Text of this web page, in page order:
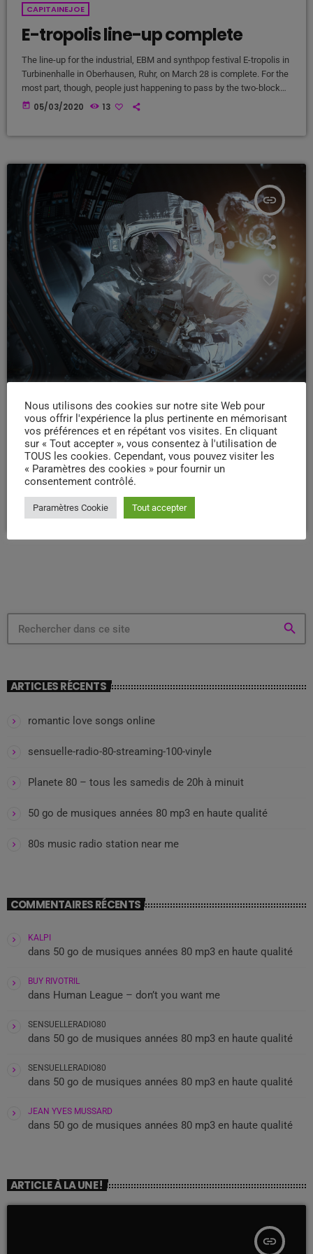
CAPITAINEJOE
E-tropolis line-up complete
The line-up for the industrial, EBM and synthpop festival E-tropolis in
Turbinenhalle in Oberhausen, Ruhr, on March 28 is complete. For the
most part, though, people just happening to pass by the two-block
campus during Public Practice sessions are at the best advantage
today 05/03/2020 13
insert_link
CAPITAINEJOE
The State Of D.C. Hardcore
At 9 p.m. on a Friday in February, Watson was standing outside of La
Casa, a micro-church and community center — whose main chapel
is the size of your parents' spacious living room — nestled next to a
tienda in Washington, D.C.'s Mount Pleasant neighborhood. Inside, a
hardcore punk band called Unknown Threat had just taken the
[…]
03/03/2018 13
search
ARTICLES RÉCENTS
romantic love songs online
sensuelle-radio-80-streaming-100-vinyle
Planete 80 – tous les samedis de 20h à minuit
50 go de musiques années 80 mp3 en haute qualité
80s music radio station near me
COMMENTAIRES RÉCENTS
KALPI
dans 50 go de musiques années 80 mp3 en haute qualité
BUY RIVOTRIL
dans Human League – don’t you want me
SENSUELLERADIO80
dans 50 go de musiques années 80 mp3 en haute qualité
SENSUELLERADIO80
dans 50 go de musiques années 80 mp3 en haute qualité
JEAN YVES MUSSARD
dans 50 go de musiques années 80 mp3 en haute qualité
ARTICLE À LA UNE !
insert_link
Nous utilisons des cookies sur notre site Web pour
vous offrir l'expérience la plus pertinente en mémorisant
vos préférences et en répétant vos visites. En cliquant
sur « Tout accepter », vous consentez à l'utilisation de
TOUS les cookies. Cependant, vous pouvez visiter les
« Paramètres des cookies » pour fournir un
consentement contrôlé.
Paramètres Cookie Tout accepter